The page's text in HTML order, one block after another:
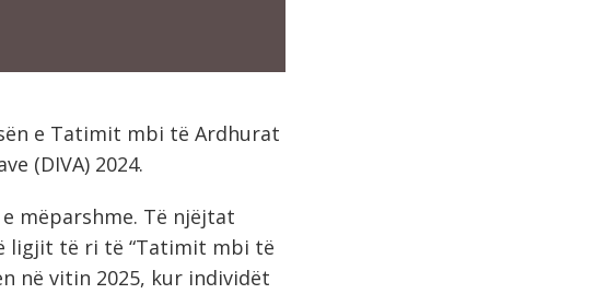
e Tatimit mbi të Ardhurat
(DIVA) 2024.
mëparshme. Të njëjtat
ligjit të ri të “Tatimit mbi të
në vitin 2025, kur individët